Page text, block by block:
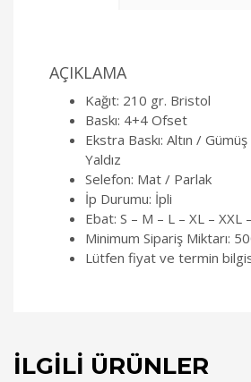
AÇIKLAMA
Kağıt: 210 gr. Bristol
Baskı: 4+4 Ofset
Ekstra Baskı: Altın /
Yaldız
Selefon: Mat / Parlak
İp Durumu: İpli
Ebat: S – M – L – XL – XXL
Minimum Sipariş Miktarı:
Lütfen fiyat ve termin
İLGILI ÜRÜNLER